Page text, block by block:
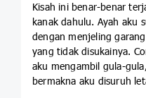
Kisah ini benar-benar
kanak dahulu. Ayah aku
dengan menjeling
yang tidak disukainya.
aku mengambil gula-
bermakna aku disuruh